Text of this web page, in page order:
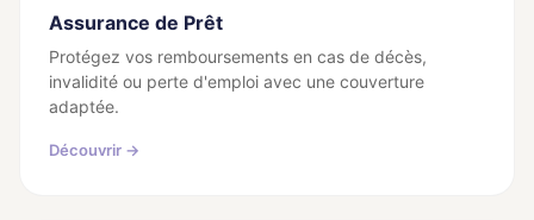
Assurance de Prêt
Protégez vos remboursements en cas de décès,
invalidité ou perte d'emploi avec une couverture
adaptée.
Découvrir →